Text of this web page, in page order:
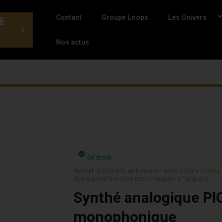
Contact Groupe Loops Les Univers
Nos actus
En stock
Produit disponible en livraison¹ sous 3 jours
des aujourd’hui dans notre magasin a Trégueux.
Synthé analogique
monophonique